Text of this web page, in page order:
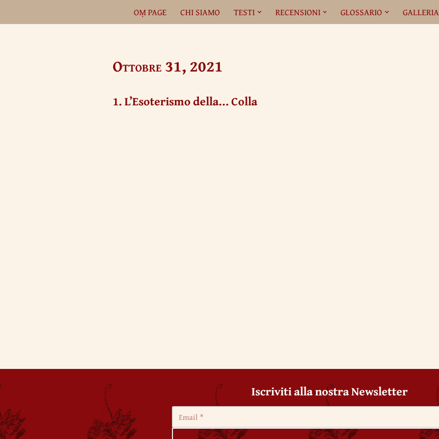
Vai
OṂ PAGE CHI SIAMO TESTI RECENSIONI GLOSSARIO GALLERIA
Ottobre 31, 2021
1. L’Esoterismo della… Colla
Iscriviti alla nostra Newsletter